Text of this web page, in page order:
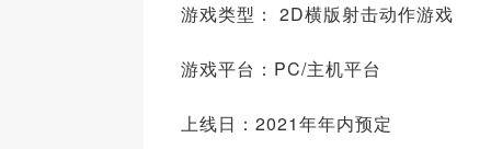
游戏类型： 2D横版射击动作游戏
游戏平台：PC/主机平台
上线日：2021年年内预定